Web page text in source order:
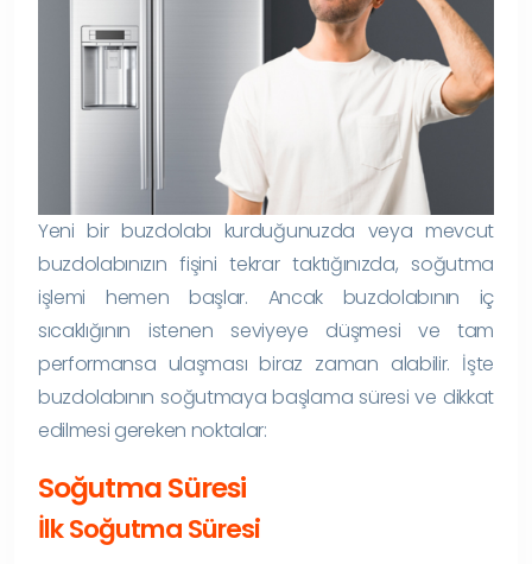
Yeni bir buzdolabı kurduğunuzda veya mevcut
buzdolabınızın fişini tekrar taktığınızda, soğutma
işlemi hemen başlar. Ancak buzdolabının iç
sıcaklığının istenen seviyeye düşmesi ve tam
performansa ulaşması biraz zaman alabilir. İşte
buzdolabının soğutmaya başlama süresi ve dikkat
edilmesi gereken noktalar:
Soğutma Süresi
İlk Soğutma Süresi